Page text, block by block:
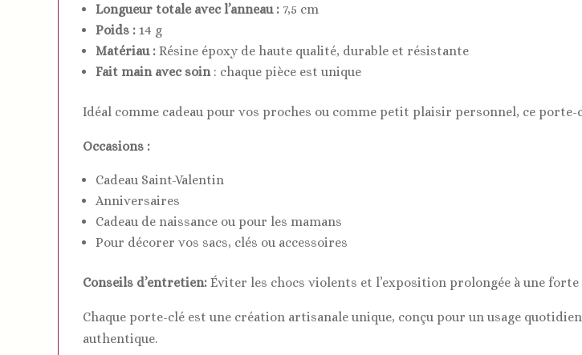
Longueur totale avec l’anneau : 7,5 cm
Poids : 14 g
Matériau : Résine époxy de haute qualité, durable et résistante
Fait main avec soin: chaque pièce est unique
Idéal comme cadeau pour vos proches ou comme petit plaisir personnel, ce
Occasions :
Cadeau Saint-Valentin
Anniversaires
Cadeau de naissance ou pour les mamans
Pour décorer vos sacs, clés ou accessoires
Conseils d’entretien: Éviter les chocs violents et l’exposition prolongée à une
Chaque porte-clé est une création artisanale unique, conçu pour un usage
authentique.